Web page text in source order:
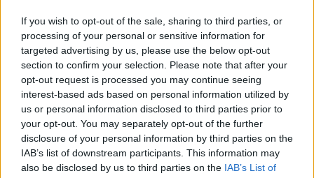
If you wish to opt-out of the sale, sharing to third parties, or
processing of your personal or sensitive information for
targeted advertising by us, please use the below opt-out
section to confirm your selection. Please note that after your
opt-out request is processed you may continue seeing
interest-based ads based on personal information utilized by
us or personal information disclosed to third parties prior to
your opt-out. You may separately opt-out of the further
disclosure of your personal information by third parties on the
IAB’s list of downstream participants. This information may
also be disclosed by us to third parties on the IAB’s List of
αξίζεις».